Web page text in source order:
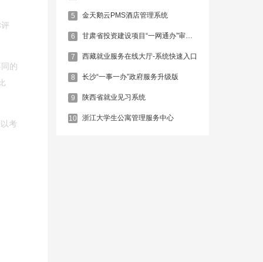
5 金天鹅云PMS酒店管理系统
6 甘肃省投资建设项目“一网通办”审批服务平台
7 西藏就业服务在线大厅-系统快速入口
8 长沙“一事一办”政府服务升级版
9 陕西省就业见习系统
10 浙江大学生公寓管理服务中心
的
考